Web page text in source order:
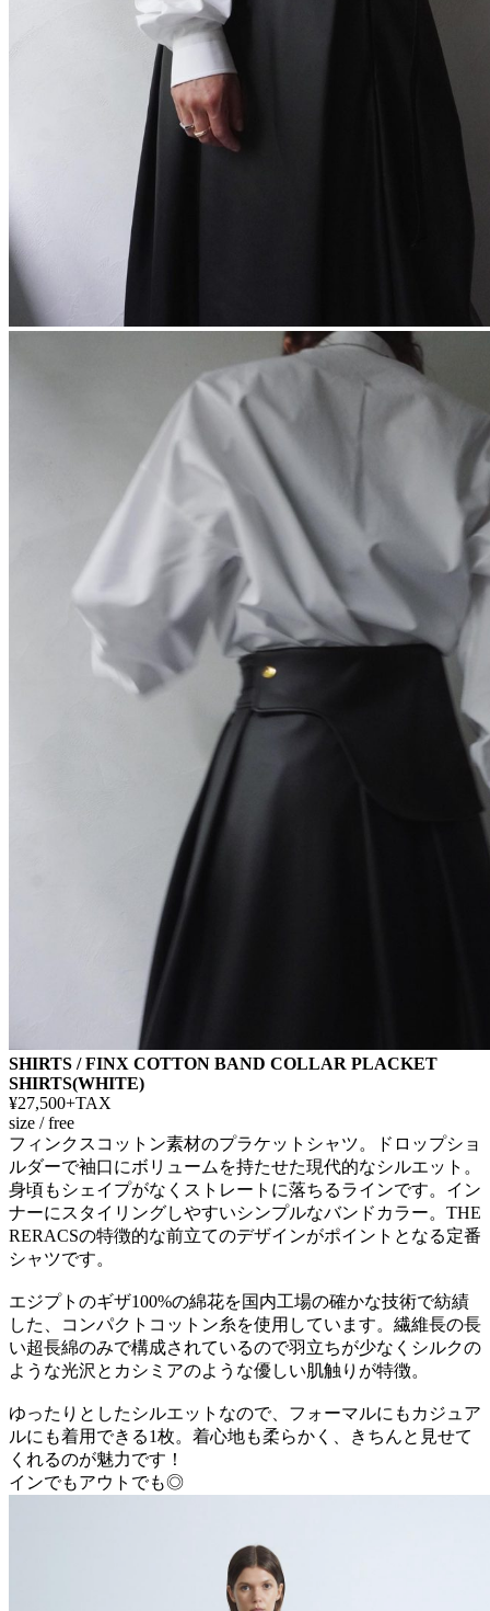
SHIRTS / FINX COTTON BAND COLLAR PLACKET
SHIRTS(WHITE)
¥27,500+TAX
size / free
フィンクスコットン素材のプラケットシャツ。ドロップショ
ルダーで袖口にボリュームを持たせた現代的なシルエット。
身頃もシェイプがなくストレートに落ちるラインです。イン
ナーにスタイリングしやすいシンプルなバンドカラー。THE
RERACSの特徴的な前立てのデザインがポイントとなる定番
シャツです。
エジプトのギザ100%の綿花を国内工場の確かな技術で紡績
した、コンパクトコットン糸を使用しています。繊維長の長
い超長綿のみで構成されているので羽立ちが少なくシルクの
ような光沢とカシミアのような優しい肌触りが特徴。
ゆったりとしたシルエットなので、フォーマルにもカジュア
ルにも着用できる1枚。着心地も柔らかく、きちんと見せて
くれるのが魅力です！
インでもアウトでも◎